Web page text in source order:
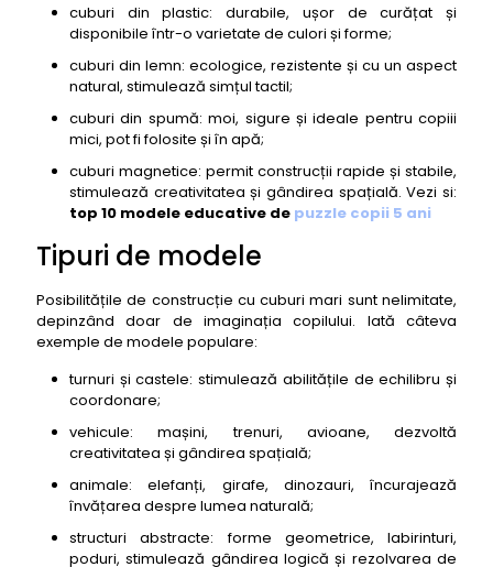
18. Cuburi mari de construit Learning Resources
19. Cuburi mari de construit Guidecraft Unit Blocks
20. Cuburi mari de construit Edushape Sensory
Blocks
21. Cuburi mari de construit KidKraft Wooden
Building Blocks Set
22. Cuburi mari de construit Learning Resources
Big Builders
24. Cuburi mari de construit SmartMax Start XL
25. Cuburi mari de construit Geomag Mechanics
26. Cuburi mari de construit K'NEX Building Set
27. Cuburi mari de construit Plus-Plus BIG
28. Cuburi mari de construit LEGO Education
DUPLO XL Bricks
29. Cuburi mari de construit Learning Resources
Gears! Gears! Gears! Big Builders
30. Cuburi mari de construit PicassoTiles Jumbo
cuburi din plastic: durabile, ușor de curățat și
disponibile într-o varietate de culori și forme;
cuburi din lemn: ecologice, rezistente și cu un aspect
natural, stimulează simțul tactil;
cuburi din spumă: moi, sigure și ideale pentru copiii
mici, pot fi folosite și în apă;
cuburi magnetice: permit construcții rapide și stabile,
stimulează creativitatea și gândirea spațială. Vezi si:
top 10 modele educative de puzzle copii 5 ani
Tipuri de modele
Posibilitățile de construcție cu cuburi mari sunt nelimitate,
depinzând doar de imaginația copilului. Iată câteva
exemple de modele populare:
turnuri și castele: stimulează abilitățile de echilibru și
coordonare;
vehicule: mașini, trenuri, avioane, dezvoltă
creativitatea și gândirea spațială;
animale: elefanți, girafe, dinozauri, încurajează
învățarea despre lumea naturală;
structuri abstracte: forme geometrice, labirinturi,
poduri, stimulează gândirea logică și rezolvarea de